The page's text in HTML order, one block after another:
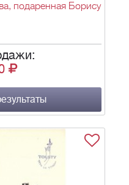
подаренная Борису